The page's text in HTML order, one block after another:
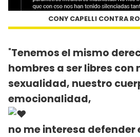
CONY CAPELLI CONTRA
"Tenemos el mismo
hombres a ser libres con
sexualidad, nuestro
emocionalidad,
no me interesa defender